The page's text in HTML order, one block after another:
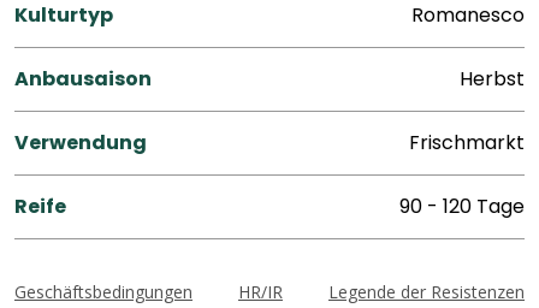
Kulturtyp Romanesco
Anbausaison Herbst
Verwendung Frischmarkt
Reife 90 - 120 Tage
Geschäftsbedingungen HR/IR Legende der Resistenzen